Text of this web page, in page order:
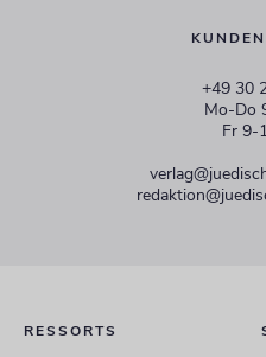
+49 30
Mo-Do
Fr 9-
RESSORTS